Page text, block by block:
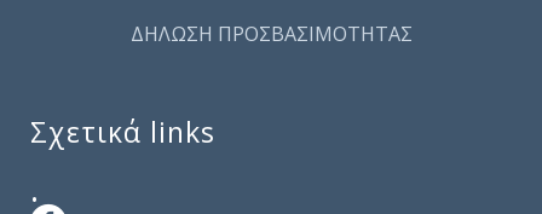
ΔΗΛΩΣΗ ΠΡΟΣΒΑΣΙΜΟΤΗΤΑΣ
Σχετικά links
.